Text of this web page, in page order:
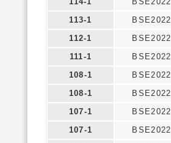
113-1
BSE2022
112-1
BSE2022
111-1
BSE2022
108-1
BSE2022
108-1
BSE2022
107-1
BSE2022
107-1
BSE2022